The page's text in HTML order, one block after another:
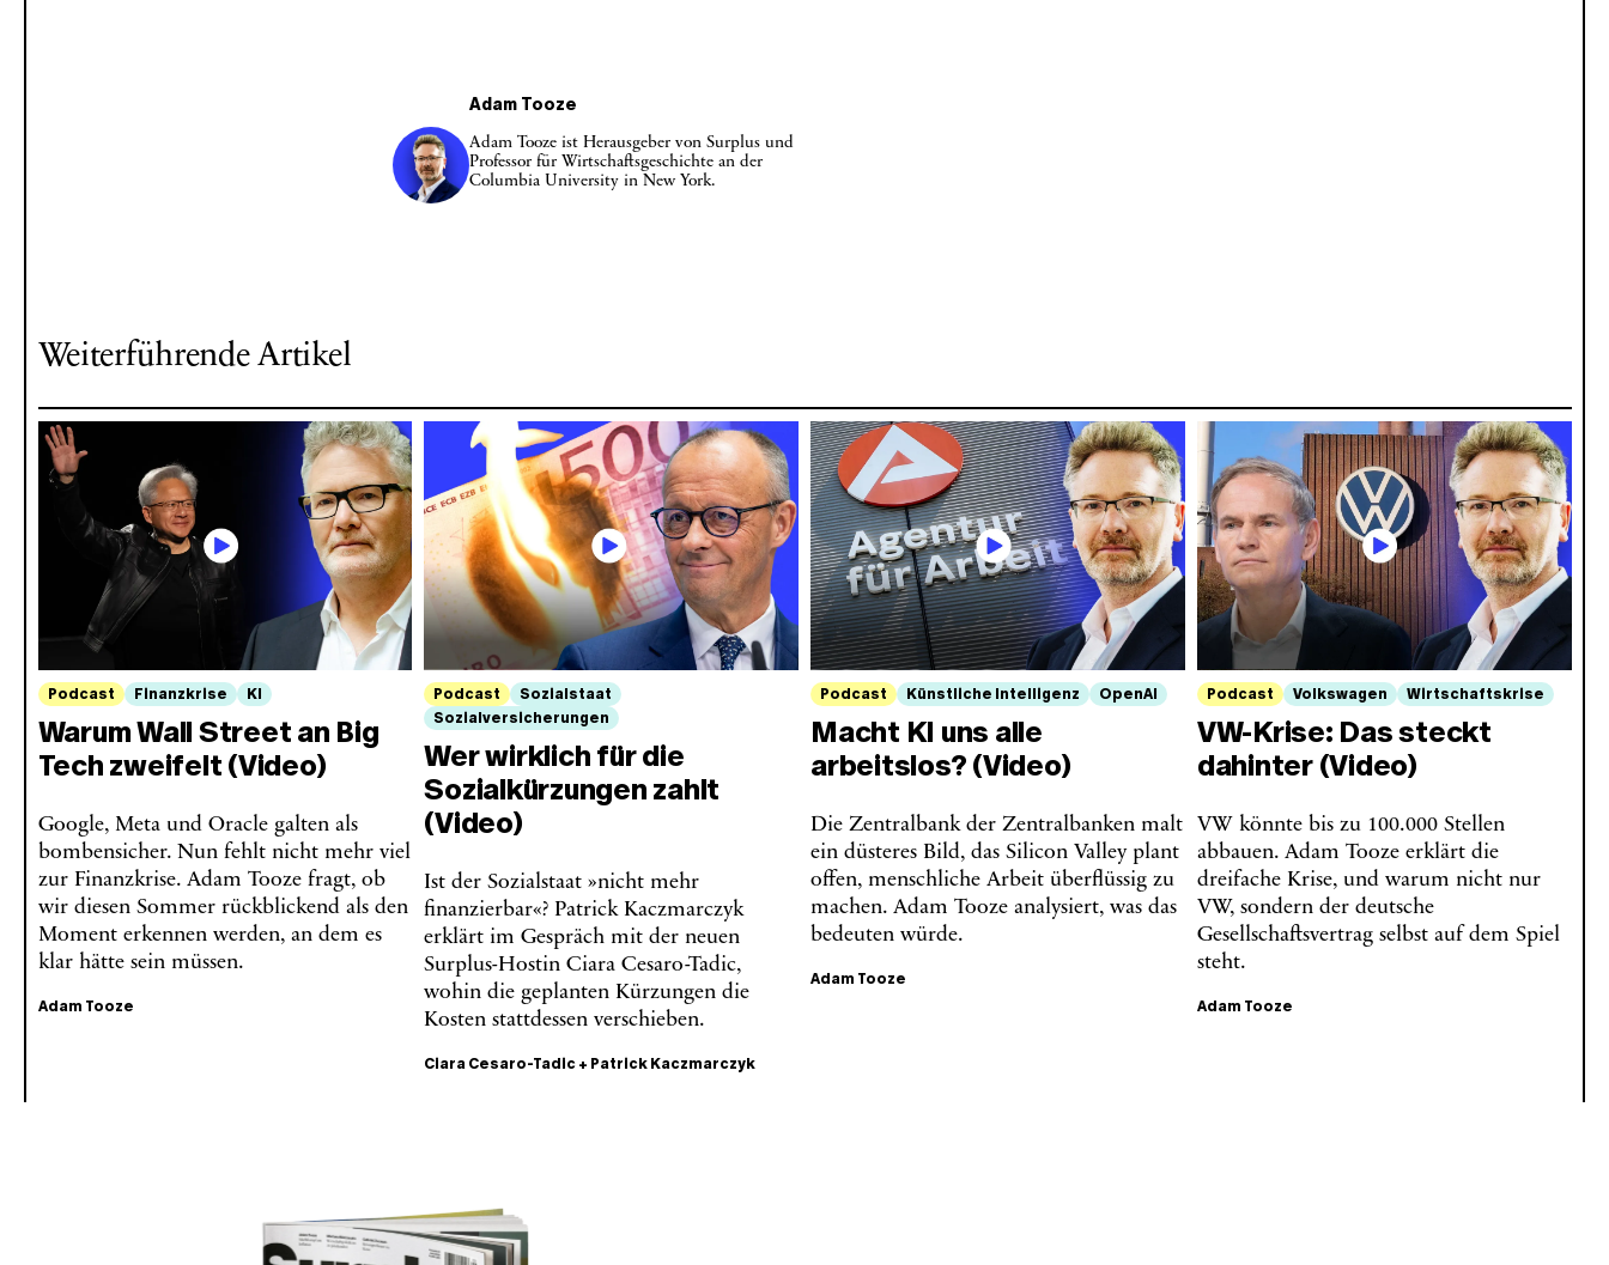
Adam Tooze
Adam Tooze ist Herausgeber von Surplus und
Professor für Wirtschaftsgeschichte an der
Columbia University in New York.
Weiterführende Artikel
Podcast Finanzkrise KI
Warum Wall Street an Big
Tech zweifelt (Video)
Google, Meta und Oracle galten als
bombensicher. Nun fehlt nicht mehr viel
zur Finanzkrise. Adam Tooze fragt, ob
wir diesen Sommer rückblickend als den
Moment erkennen werden, an dem es
klar hätte sein müssen.
Adam Tooze
Podcast
Sozialstaat
Sozialversicherungen
Wer wirklich für die
Sozialkürzungen zahlt
(Video)
Ist der Sozialstaat »nicht mehr
finanzierbar«? Patrick Kaczmarczyk
erklärt im Gespräch mit der neuen
Surplus-Hostin Ciara Cesaro-Tadic,
wohin die geplanten Kürzungen die
Kosten stattdessen verschieben.
Ciara Cesaro-Tadic + Patrick Kaczmarczyk
Podcast Künstliche Intelligenz OpenAI
Macht KI uns alle
arbeitslos? (Video)
Die Zentralbank der Zentralbanken malt
ein düsteres Bild, das Silicon Valley plant
offen, menschliche Arbeit überflüssig zu
machen. Adam Tooze analysiert, was das
bedeuten würde.
Adam Tooze
Podcast Volkswagen Wirtschaftskrise
VW-Krise: Das steckt
dahinter (Video)
VW könnte bis zu 100.000 Stellen
abbauen. Adam Tooze erklärt die
dreifache Krise, und warum nicht nur
VW, sondern der deutsche
Gesellschaftsvertrag selbst auf dem Spiel
steht.
Adam Tooze